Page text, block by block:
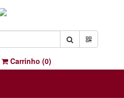
Carrinho (0)